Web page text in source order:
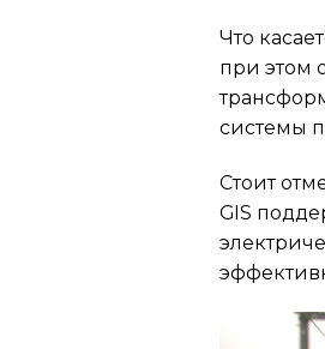
Что
при этом
системы
Стоит
GIS